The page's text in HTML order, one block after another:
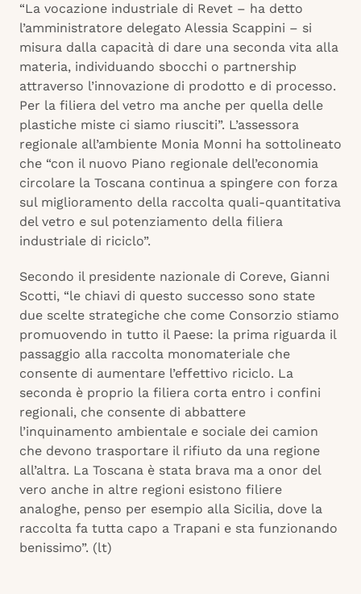
“La vocazione industriale di Revet – ha detto
l’amministratore delegato Alessia Scappini – si
misura dalla capacità di dare una seconda vita alla
materia, individuando sbocchi o partnership
attraverso l’innovazione di prodotto e di processo.
Per la filiera del vetro ma anche per quella delle
plastiche miste ci siamo riusciti”. L’assessora
regionale all’ambiente Monia Monni ha sottolineato
che “con il nuovo Piano regionale dell’economia
circolare la Toscana continua a spingere con forza
sul miglioramento della raccolta quali-quantitativa
del vetro e sul potenziamento della filiera
industriale di riciclo”.
Secondo il presidente nazionale di Coreve, Gianni
Scotti, “le chiavi di questo successo sono state
due scelte strategiche che come Consorzio stiamo
promuovendo in tutto il Paese: la prima riguarda il
passaggio alla raccolta monomateriale che
consente di aumentare l’effettivo riciclo. La
seconda è proprio la filiera corta entro i confini
regionali, che consente di abbattere
l’inquinamento ambientale e sociale dei camion
che devono trasportare il rifiuto da una regione
all’altra. La Toscana è stata brava ma a onor del
vero anche in altre regioni esistono filiere
analoghe, penso per esempio alla Sicilia, dove la
raccolta fa tutta capo a Trapani e sta funzionando
benissimo”. (lt)